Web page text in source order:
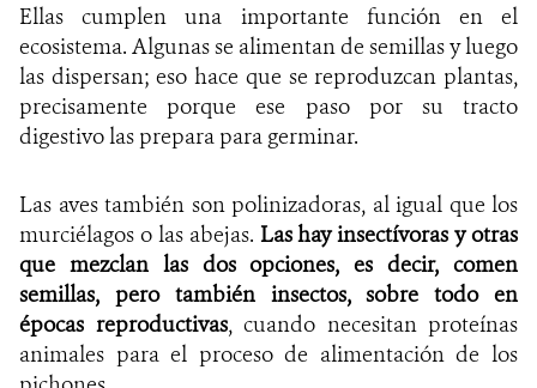
Ellas cumplen una importante función en el
ecosistema. Algunas se alimentan de semillas y luego
las dispersan; eso hace que se reproduzcan plantas,
precisamente porque ese paso por su tracto
digestivo las prepara para germinar.
Las aves también son polinizadoras, al igual que los
murciélagos o las abejas. Las hay insectívoras y otras
que mezclan las dos opciones, es decir, comen
semillas, pero también insectos, sobre todo en
épocas reproductivas, cuando necesitan proteínas
animales para el proceso de alimentación de los